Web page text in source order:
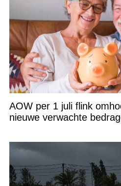
AOW per 1 juli flink
nieuwe verwachte